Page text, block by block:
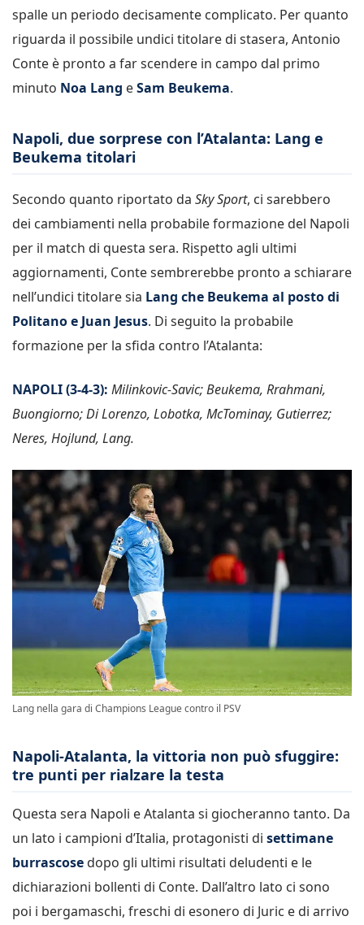
spalle un periodo decisamente complicato. Per quanto
riguarda il possibile undici titolare di stasera, Antonio
Conte è pronto a far scendere in campo dal primo
minuto Noa Lang eSam Beukema.
Napoli, due sorprese con l’Atalanta: Lang e
Beukema titolari
Secondo quanto riportato da Sky Sport, ci sarebbero
dei cambiamenti nella probabile formazione del Napoli
per il match di questa sera. Rispetto agli ultimi
aggiornamenti, Conte sembrerebbe pronto a schiarare
nell’undici titolare sia Lang che Beukema al posto di
Politano e Juan Jesus. Di seguito la probabile
formazione per la sfida contro l’Atalanta:
NAPOLI (3-4-3): Milinkovic-Savic; Beukema, Rrahmani,
Buongiorno; Di Lorenzo, Lobotka, McTominay, Gutierrez;
Neres, Hojlund, Lang.
Lang nella gara di Champions League contro il PSV
Napoli-Atalanta, la vittoria non può sfuggire:
tre punti per rialzare la testa
Questa sera Napoli e Atalanta si giocheranno tanto. Da
un lato i campioni d’Italia, protagonisti di settimane
burrascose dopo gli ultimi risultati deludenti e le
dichiarazioni bollenti di Conte. Dall’altro lato ci sono
poi i bergamaschi, freschi di esonero di Juric e di arrivo